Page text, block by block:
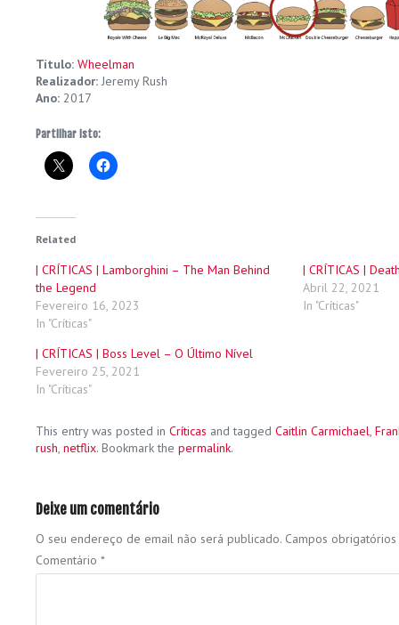
Título: Wheelman
Realizador: Jeremy Rush
Ano: 2017
Partilhar isto:
Related
| CRÍTICAS | Lamborghini – The Man Behind
the Legend
Fevereiro 16, 2023
In "Críticas"
| CRÍTICAS |
Abril 22, 2021
In "Críticas"
| CRÍTICAS | Boss Level – O Último Nível
Fevereiro 25, 2021
In "Críticas"
This entry was posted in Críticas and tagged Caitlin Carmichael,
rush, netflix. Bookmark the permalink.
Deixe um comentário
O seu endereço de email não será publicado. Campos
Comentário *